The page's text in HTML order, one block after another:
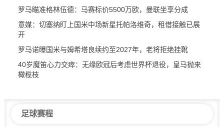
罗马瞄准格林伍德：马赛标价5500万欧，曼联坐享分成
意媒：切塞纳盯上国米中场新星托帕洛维奇，租借接触已展
开
罗马诺曝国米与姆希塔良续约至2027年，老将拒绝挂靴
40岁魔笛心力交瘁：无缘欧冠后考虑世界杯退役，皇马抛来
橄榄枝
足球赛程